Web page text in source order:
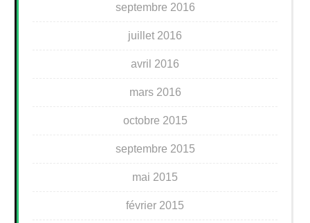
septembre 2016
juillet 2016
avril 2016
mars 2016
octobre 2015
septembre 2015
mai 2015
février 2015